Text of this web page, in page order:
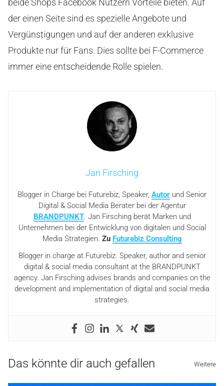
beide Shops Facebook Nutzern Vorteile bieten. Auf
der einen Seite sind es spezielle Angebote und
Vergünstigungen und auf der anderen exklusive
Produkte nur für Fans. Dies sollte bei F-Commerce
immer eine entscheidende Rolle spielen.
Jan Firsching
Blogger in Charge bei Futurebiz, Speaker, Autor und Senior
Digital & Social Media Berater bei der Agentur
BRANDPUNKT. Jan Firsching berät Marken und
Unternehmen bei der Entwicklung von digitalen und Social
Media Strategien. Zu Futurebiz Consulting
Blogger in charge at Futurebiz. Speaker, author and senior
digital & social media consultant at the BRANDPUNKT
agency. Jan Firsching advises brands and companies on the
development and implementation of digital and social media
strategies.
Das könnte dir auch gefallen Weitere